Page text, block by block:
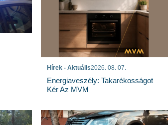
Hírek - Aktuális2026. 08. 07.
Energiaveszély: Takarékosságot
Kér Az MVM